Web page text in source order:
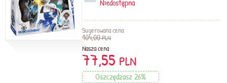
Niedostępna
Sugerowana cena
104,00PLN
Nasza cena
77,55 PLN
Oszczędzasz 26%